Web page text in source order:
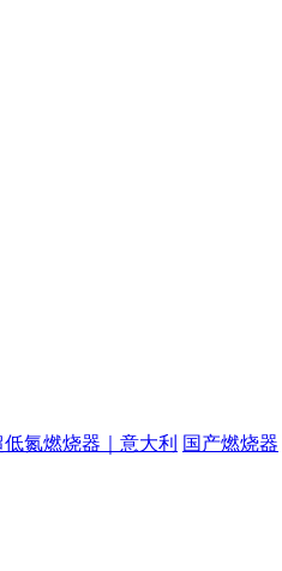
氮燃烧器｜意大利 国产燃烧器